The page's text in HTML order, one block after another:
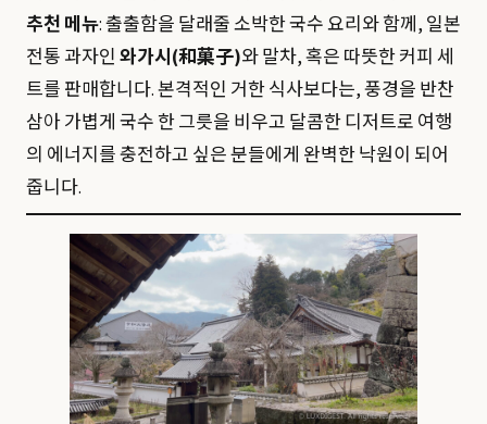
추천 메뉴: 출출함을 달래줄 소박한 국수 요리와 함께, 일본
전통 과자인 와가시(和菓子)와 말차, 혹은 따뜻한 커피 세
트를 판매합니다. 본격적인 거한 식사보다는, 풍경을 반찬
삼아 가볍게 국수 한 그릇을 비우고 달콤한 디저트로 여행
의 에너지를 충전하고 싶은 분들에게 완벽한 낙원이 되어
줍니다.